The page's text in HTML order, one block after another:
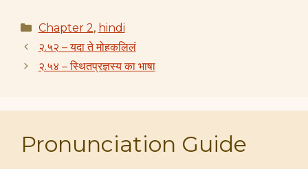
Categories
Chapter 2, hindi
२.५२ – यदा ते मोहकलिलं
२.५४ – स्थितप्रज्ञस्य का भाषा
Pronunciation Guide